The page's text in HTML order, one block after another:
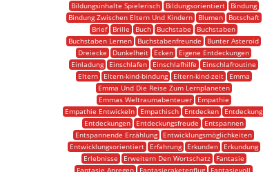
Bildungsinhalte Spielerisch
Bildungsorientiert
Bindung
Bindung Zwischen Eltern Und Kindern
Blumen
Botschaft
Brief
Brille Buch Buchstabe
Buchstaben
Buchstaben Lernen
Buchstabenfreunde
Bunter Asteroid
Dreiecke
Dunkelheit Ecken
Eigene Entdeckungen
Einladung
Einschlafen Einschlafhilfe
Einschlafroutine
Eltern
Eltern-kind-bindung Eltern-kind-zeit
Emma
Emma Und Die Reise Zum Lernplaneten
Emmas Weltraumabenteuer
Empathie
Empathie Entwickeln
Empathisch Entdecken
Entdeckung
Entdeckungen
Entdeckungsfreude
Entspannen
Entspannende Erzählung
Entwicklungsmöglichkeiten
Entwicklungsorientiert
Erfahrung Erkunden
Erkundung
Erlebnisse
Erweitern Den Wortschatz
Fantasie
Fantasie Anregen
Fantasieraketenflug
Fantasievoll